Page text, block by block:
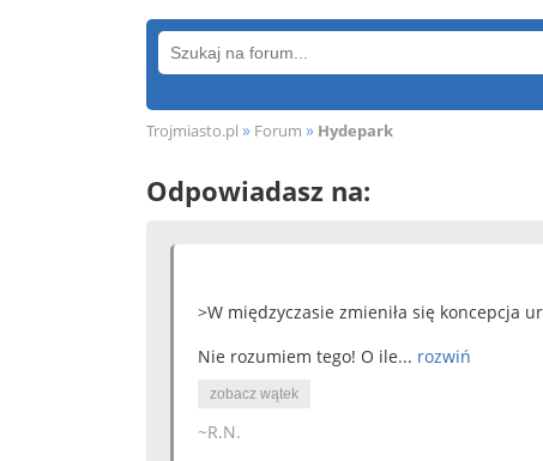
Trojmiasto.pl » Forum » Hydepark
Odpowiadasz na:
>W międzyczasie zmieniła się koncepcja
Nie rozumiem tego! O ile... rozwiń
zobacz wątek
~R.N.